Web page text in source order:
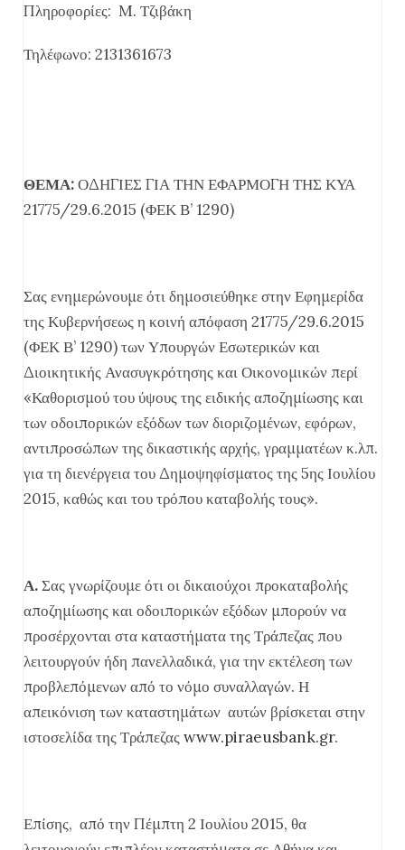
Πληροφορίες: M. Τζιβάκη
Τηλέφωνο: 2131361673
ΘΕΜΑ:ΟΔΗΓΙΕΣ ΓΙΑ ΤΗΝ ΕΦΑΡΜΟΓΗ ΤΗΣ ΚΥΑ
21775/29.6.2015 (ΦΕΚ Β’ 1290)
Σας ενημερώνουμε ότι δημοσιεύθηκε στην Εφημερίδα
της Κυβερνήσεως η κοινή απόφαση 21775/29.6.2015
(ΦΕΚ Β’ 1290) των Υπουργών Εσωτερικών και
Διοικητικής Ανασυγκρότησης και Οικονομικών περί
«Καθορισμού του ύψους της ειδικής αποζημίωσης και
των οδοιπορικών εξόδων των διοριζομένων, εφόρων,
αντιπροσώπων της δικαστικής αρχής, γραμματέων κ.λπ.
για τη διενέργεια του Δημοψηφίσματος της 5ης Ιουλίου
2015, καθώς και του τρόπου καταβολής τους».
Α.Σας γνωρίζουμε ότι οι δικαιούχοι προκαταβολής
αποζημίωσης και οδοιπορικών εξόδων μπορούν να
προσέρχονται στα καταστήματα της Τράπεζας που
λειτουργούν ήδη πανελλαδικά, για την εκτέλεση των
προβλεπόμενων από το νόμο συναλλαγών. Η
απεικόνιση των καταστημάτων αυτών βρίσκεται στην
ιστοσελίδα της Τράπεζαςwww.piraeusbank.gr.
Επίσης, από την Πέμπτη 2 Ιουλίου 2015, θα